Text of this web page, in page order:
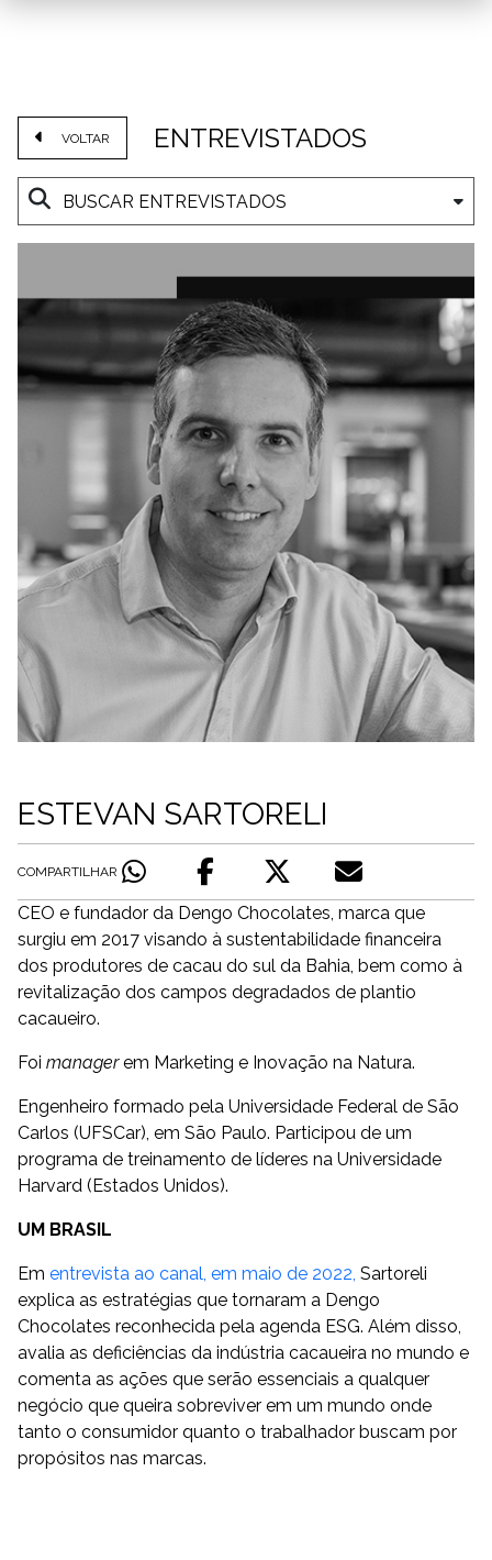
VOLTAR ENTREVISTADOS
ESTEVAN SARTORELI
COMPARTILHAR
CEO e fundador da Dengo Chocolates, marca que
surgiu em 2017 visando à sustentabilidade financeira
dos produtores de cacau do sul da Bahia, bem como à
revitalização dos campos degradados de plantio
cacaueiro.
Foi managerem Marketing e Inovação na Natura.
Engenheiro formado pela Universidade Federal de São
Carlos (UFSCar), em São Paulo. Participou de um
programa de treinamento de líderes na Universidade
Harvard (Estados Unidos).
UM BRASIL
Em entrevista ao canal, em maio de 2022, Sartoreli
explica as estratégias que tornaram a Dengo
Chocolates reconhecida pela agenda ESG. Além disso,
avalia as deficiências da indústria cacaueira no mundo e
comenta as ações que serão essenciais a qualquer
negócio que queira sobreviver em um mundo onde
tanto o consumidor quanto o trabalhador buscam por
propósitos nas marcas.